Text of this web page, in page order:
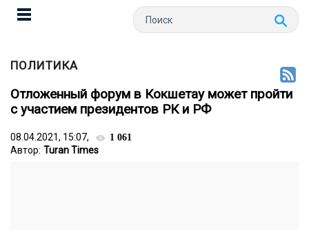
ПОЛИТИКА
Отложенный форум в Кокшетау может пройти
с участием президентов РК и РФ
08.04.2021, 15:07, 1 061
Автор: Turan Times